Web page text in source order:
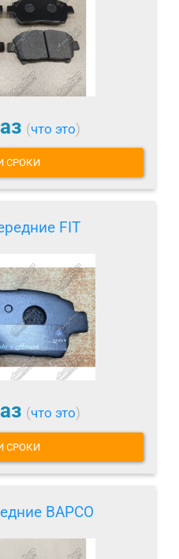
(что это)
СРОКИ
FIT
(что это)
СРОКИ
BAPCO